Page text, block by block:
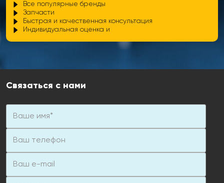
Все популярные бренды
Запчасти
Быстрая и качественная консультация
Индивидуальная оценка и
Связаться с нами